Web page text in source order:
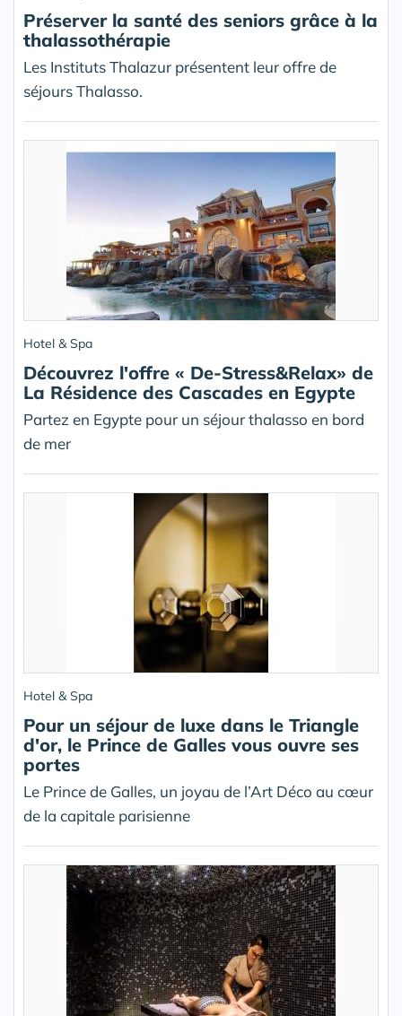
Préserver la santé des seniors grâce à la
thalassothérapie
Les Instituts Thalazur présentent leur offre de
séjours Thalasso.
Hotel & Spa
Découvrez l'offre « De-Stress&Relax» de
La Résidence des Cascades en Egypte
Partez en Egypte pour un séjour thalasso en bord
de mer
Hotel & Spa
Pour un séjour de luxe dans le Triangle
d'or, le Prince de Galles vous ouvre ses
portes
Le Prince de Galles, un joyau de l’Art Déco au cœur
de la capitale parisienne